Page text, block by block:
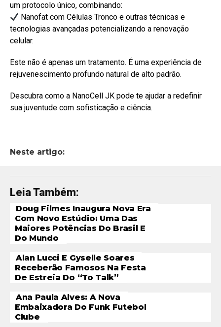
um protocolo único, combinando:
Nanofat com Células Tronco e outras técnicas e
tecnologias avançadas potencializando a renovação
celular.
Este não é apenas um tratamento. É uma experiência de
rejuvenescimento profundo natural de alto padrão.
Descubra como a NanoCell JK pode te ajudar a redefinir
sua juventude com sofisticação e ciência.
Neste artigo:
Leia Também:
Doug Filmes Inaugura Nova Era
Com Novo Estúdio: Uma Das
Maiores Potências Do Brasil E
Do Mundo
Alan Lucci E Gyselle Soares
Receberão Famosos Na Festa
De Estreia Do “To Talk”
Ana Paula Alves: A Nova
Embaixadora Do Funk Futebol
Clube